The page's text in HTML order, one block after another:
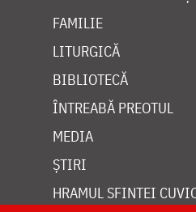
FAMILIE
LITURGICĂ
BIBLIOTECĂ
ÎNTREABĂ PREOTUL
MEDIA
ȘTIRI
HRAMUL SFINTEI